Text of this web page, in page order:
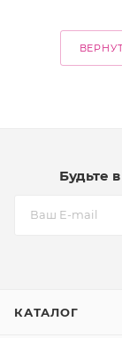
Будьте
КАТАЛОГ